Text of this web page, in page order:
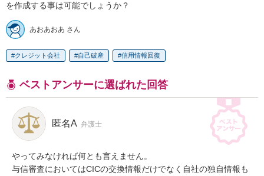
を作成する事は可能でしょうか？
あおあおあ さん
クレジット会社 自己破産 信用情報回復
ベストアンサーに選ばれた回答
匿名A 弁護士
やってみなければ何とも言えません。
与信審査においてはCICの交換情報だけでなく自社の独自情報も